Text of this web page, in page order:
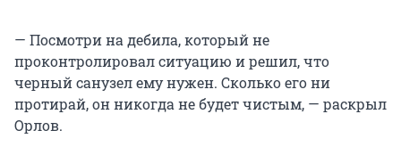
— Посмотри на дебила, который не
проконтролировал ситуацию и решил, что
черный санузел ему нужен. Сколько его ни
протирай, он никогда не будет чистым, — раскрыл
Орлов.